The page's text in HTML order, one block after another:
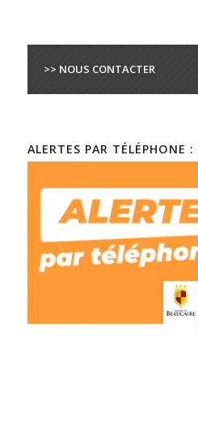
>> NOUS CONTACTER
ALERTES PAR TÉLÉPHONE